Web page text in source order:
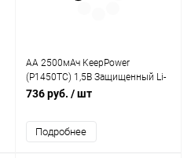
AA 2500мАч KeepPower
(P1450TC) 1,5В Защищенный Li-
Ion аккумулятор с встроенной
736 руб. / шт
Подробнее